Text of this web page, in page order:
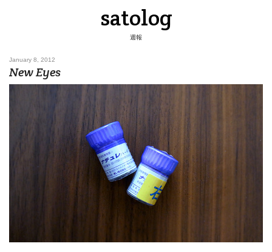
satolog
週報
January 8, 2012
New Eyes